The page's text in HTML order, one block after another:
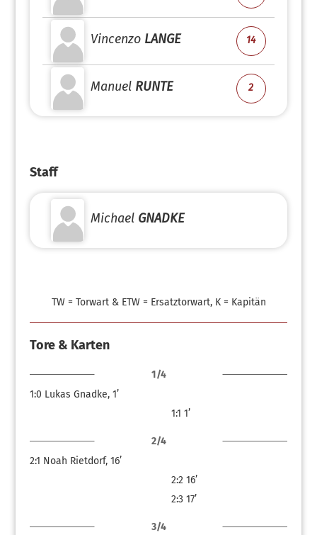
Vincenzo LANGE 14
Manuel RUNTE 2
Staff
Michael GNADKE
TW = Torwart & ETW = Ersatztorwart, K = Kapitän
Tore & Karten
1/4
1:0 Lukas Gnadke, 1’
1:1 1’
2/4
2:1 Noah Rietdorf, 16’
2:2 16’
2:3 17’
3/4